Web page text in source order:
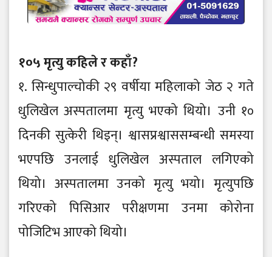
१०५ मृत्यु कहिले र कहाँ?
१. सिन्धुपाल्चोकी २९ वर्षीया महिलाको जेठ २ गते
धुलिखेल अस्पतालमा मृत्यु भएको थियो। उनी १०
दिनकी सुत्केरी थिइन्। श्वासप्रश्वाससम्बन्धी समस्या
भएपछि उनलाई धुलिखेल अस्पताल लगिएको
थियो। अस्पतालमा उनको मृत्यु भयो। मृत्युपछि
गरिएको पिसिआर परीक्षणमा उनमा कोरोना
पोजिटिभ आएको थियो।